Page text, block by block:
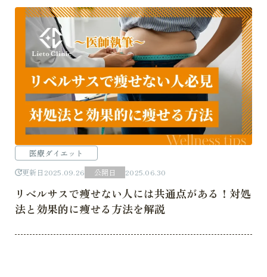
医療ダイエット
更新日 2025.09.26 公開日 2025.06.30
リベルサスで痩せない人には共通点がある！対処
法と効果的に痩せる方法を解説